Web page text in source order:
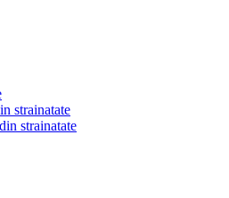
strainatate
strainatate